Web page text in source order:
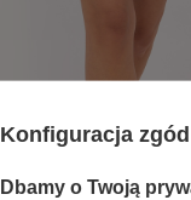
Konfiguracja zgód
Dbamy o Twoją